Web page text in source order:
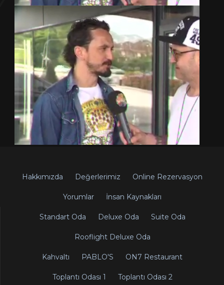
Hakkımızda Değerlerimiz Online Rezervasyon
Yorumlar İnsan Kaynakları
Standart Oda Deluxe Oda Suite Oda
Rooflight Deluxe Oda
Kahvaltı PABLO'S ON7 Restaurant
Toplantı Odası 1 Toplantı Odası 2